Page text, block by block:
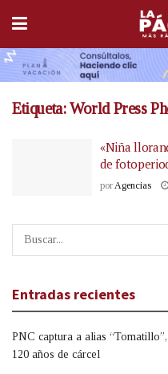
Etiqueta:World Press
«Niña
de
por Agencias
Entradas recientes
PNC captura a alias
120 años de cárcel